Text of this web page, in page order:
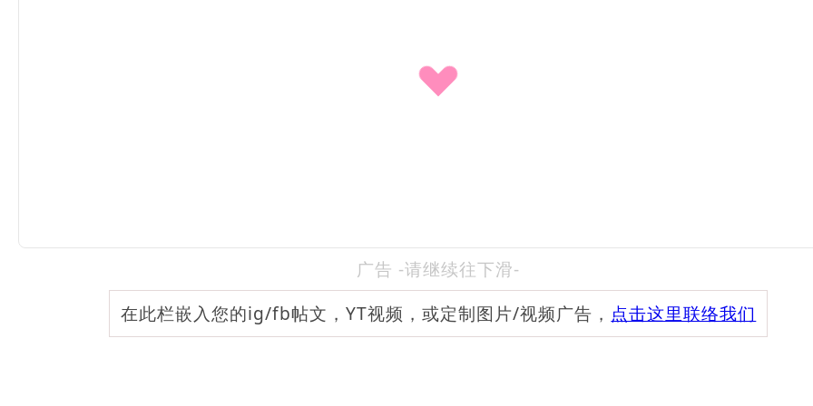
广告 -请继续往下滑-
在此栏嵌入您的ig/fb帖文，YT视频，或定制图片/视频广告， 点击这里联络我们